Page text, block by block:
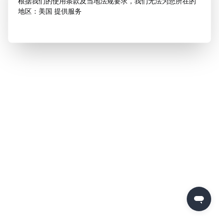
地区：美国 提供服务